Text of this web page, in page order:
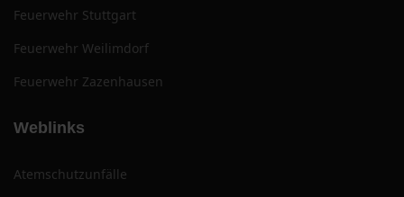
Feuerwehr Stuttgart
Feuerwehr Weilimdorf
Feuerwehr Zazenhausen
Weblinks
Atemschutzunfälle